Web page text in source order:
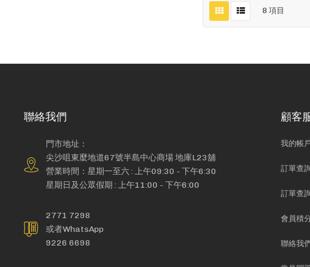
8 項目
聯絡我們
門市地址：
尖沙咀東麼地道67號半島中心商場 地庫L23舖
營業時間：星期一至六 : 上午09:30 - 下午6:30
星期日及公眾假期 : 上午11:00 - 下午6:00
2771 7298
或者WhatsApp
9226 6698
顧客
我的帳
訂單查
訂單查
會員積
聯絡我